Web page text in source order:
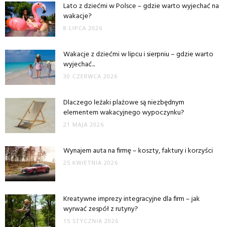
Lato z dziećmi w Polsce – gdzie warto wyjechać na
wakacje?
8 LIPCA 2026
Wakacje z dziećmi w lipcu i sierpniu – gdzie warto
wyjechać...
30 CZERWCA 2026
Dlaczego leżaki plażowe są niezbędnym
elementem wakacyjnego wypoczynku?
21 MAJA 2026
Wynajem auta na firmę – koszty, faktury i korzyści
25 KWIETNIA 2026
Kreatywne imprezy integracyjne dla firm – jak
wyrwać zespół z rutyny?
15 STYCZNIA 2026